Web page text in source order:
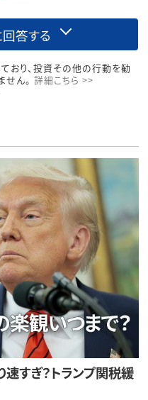
答する
おり、投資その他の行動を勧
ん。 詳細こちら >>
すぎ？トランプ関税緩